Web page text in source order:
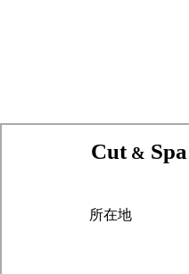
Cut & Spa
所在地